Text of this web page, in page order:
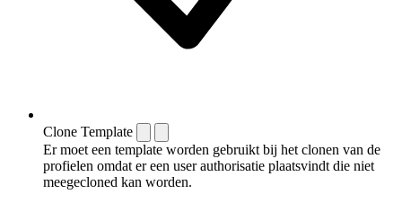
Clone Template
Er moet een template worden gebruikt bij het clonen van de
profielen omdat er een user authorisatie plaatsvindt die niet
meegecloned kan worden.